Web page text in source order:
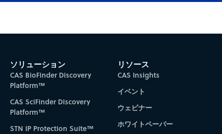
ソリューション
CAS BioFinder Discovery
Platform™
CAS SciFinder Discovery
Platform™
STN IP Protection Suite™
リソース
CAS Insights
イベント
ウェビナー
ホワイトペーパー